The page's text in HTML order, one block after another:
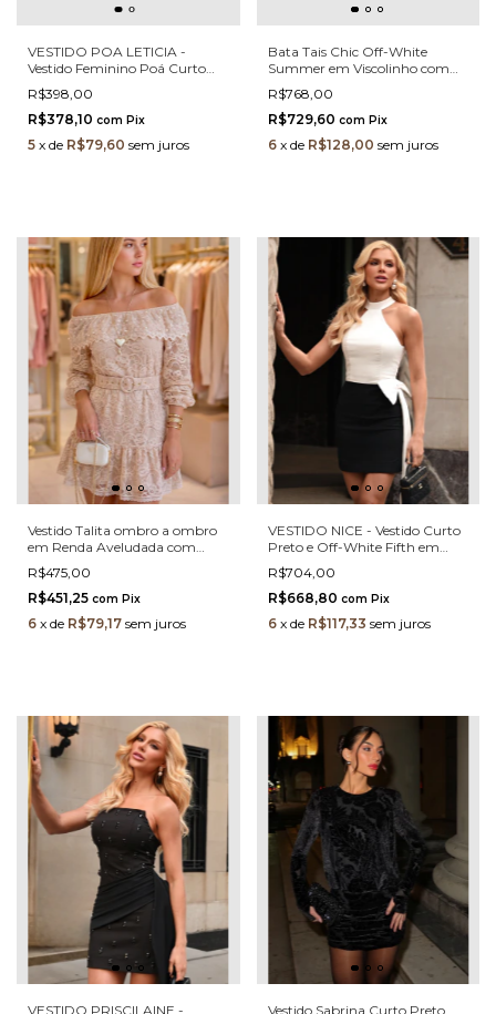
VESTIDO POA LETICIA -
Vestido Feminino Poá Curto
em Crepe com Forro Gola Laço
e Manga Longa
R$398,00
R$378,10 com Pix
5 x de R$79,60 sem juros
Bata Tais Chic Off-White
Summer em Viscolinho com
Renda Guipir
R$768,00
R$729,60 com Pix
6 x de R$128,00 sem juros
Vestido Talita ombro a ombro
em Renda Aveludada com
Pérolas
R$475,00
R$451,25 com Pix
6 x de R$79,17 sem juros
VESTIDO NICE - Vestido Curto
Preto e Off-White Fifth em
Crepe Estruturado com Maxi
Laço
R$704,00
R$668,80 com Pix
6 x de R$117,33 sem juros
VESTIDO PRISCILAINE - Vestido Sabrina Curto Preto